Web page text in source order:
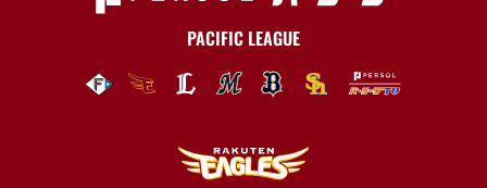
PACIFIC LEAGUE